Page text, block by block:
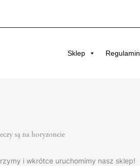
Sklep Regulamin
są na horyzoncie
i wkrótce uruchomimy nasz sklep!